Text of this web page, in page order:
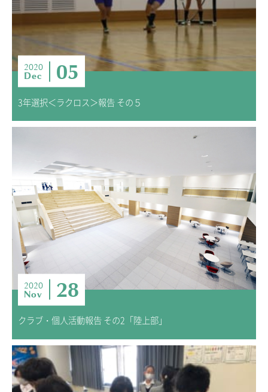
2020
Dec 05
3年選択＜ラクロス＞報告 その５
2020
Nov 28
クラブ・個人活動報告 その2「陸上部」